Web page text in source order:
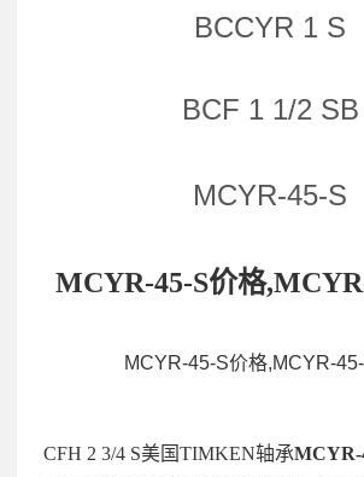
BCCYR 1 S
BCF 1 1/2 SB
MCYR-45-S
MCYR-45-S价格
MCYR-45-S价格,MCYR-
CFH 2 3/4 S美国TIMKEN轴承MCYR-